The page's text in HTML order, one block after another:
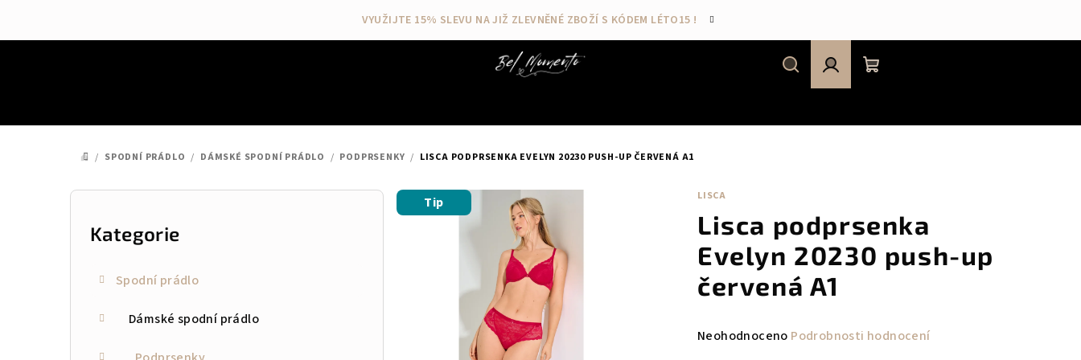
VYUŽIJTE 15% SLEVU NA JIŽ ZLEVNĚNÉ ZBOŽÍ S KÓDEM LÉTO15 !
HledatPřihlášení
DOMŮ
/ SPODNÍ PRÁDLO / DÁMSKÉ SPODNÍ PRÁDLO / PODPRSENKY / LISCA PODPRSENKA EVELYN 20230 PUSH-UP ČERVENÁ A1
P
Přeskočit
kategorie
Kategorie
Spodní prádlo
Dámské spodní prádlo
LISCA
Lisca podprsenka
Evelyn 20230 push-up
červená A1
Průměrné
Neohodnoceno Podrobnosti hodnocení
Tip